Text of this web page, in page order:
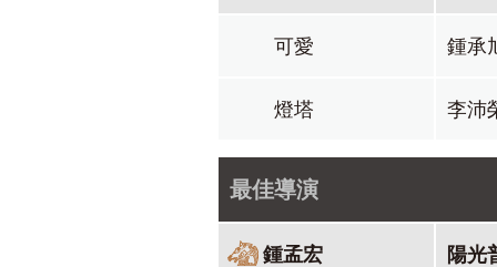
可愛 鍾承
燈塔 李沛
最佳導演
鍾孟宏 陽光